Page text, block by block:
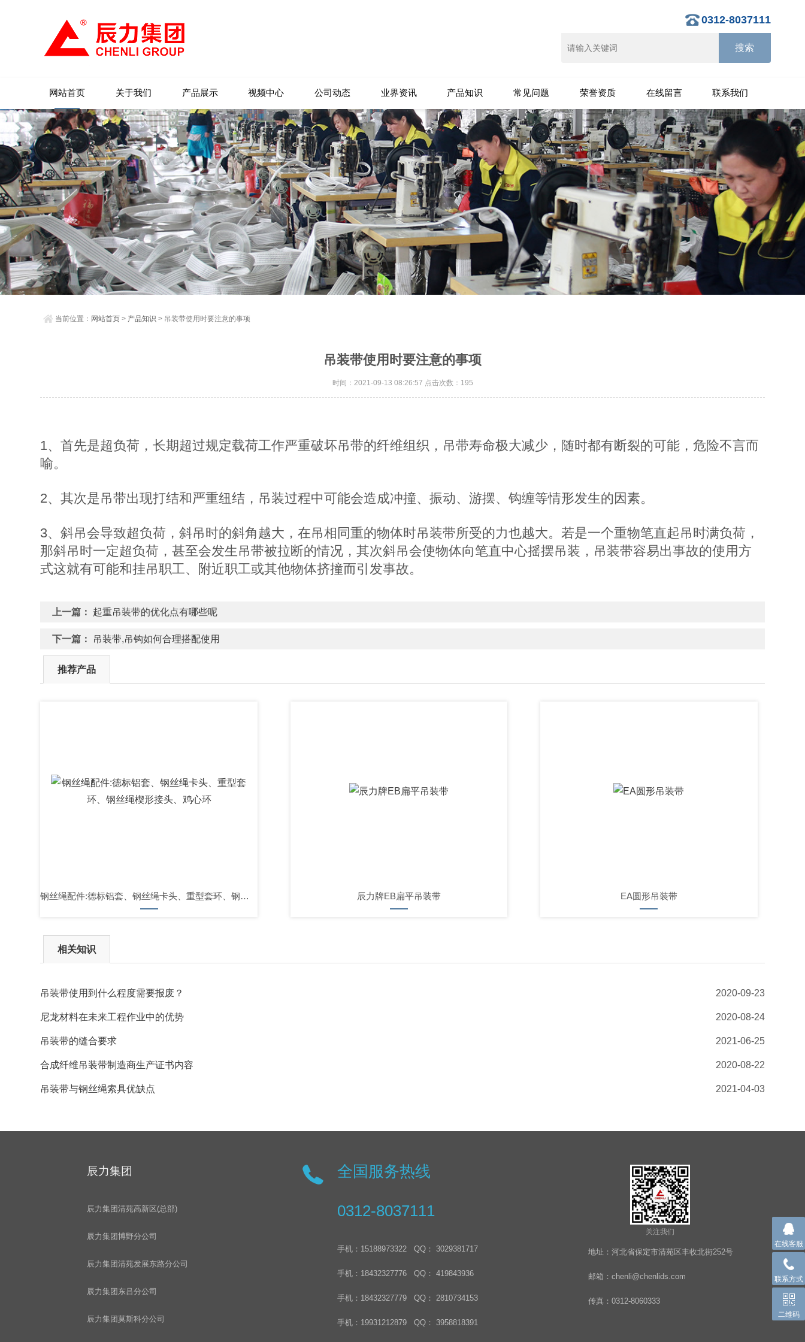
0312-8037111
网站首页 关于我们 产品展示 视频中心 公司动态 业界资讯 产品知识 常见问题 荣誉资质 在线留言 联系我们
当前位置： 网站首页 > 产品知识 > 吊装带使用时要注意的事项
吊装带使用时要注意的事项
时间：2021-09-13 08:26:57 点击次数：195
1、首先是超负荷，长期超过规定载荷工作严重破坏吊带的纤维组织，吊带寿命极大减少，随时都有断裂的可能，危险不言而
喻。
2、其次是吊带出现打结和严重纽结，吊装过程中可能会造成冲撞、振动、游摆、钩缠等情形发生的因素。
3、斜吊会导致超负荷，斜吊时的斜角越大，在吊相同重的物体时吊装带所受的力也越大。若是一个重物笔直起吊时满负荷，
那斜吊时一定超负荷，甚至会发生吊带被拉断的情况，其次斜吊会使物体向笔直中心摇摆吊装，吊装带容易出事故的使用方
式这就有可能和挂吊职工、附近职工或其他物体挤撞而引发事故。
上一篇： 起重吊装带的优化点有哪些呢
下一篇： 吊装带,吊钩如何合理搭配使用
推荐产品
钢丝绳配件:德标铝套、钢丝绳卡头、重型套环、钢丝绳楔形接头、鸡心环 辰力牌EB扁平吊装带 EA圆形吊装带
相关知识
吊装带使用到什么程度需要报废？ 2020-09-23
尼龙材料在未来工程作业中的优势 2020-08-24
吊装带的缝合要求 2021-06-25
合成纤维吊装带制造商生产证书内容 2020-08-22
吊装带与钢丝绳索具优缺点 2021-04-03
辰力集团
辰力集团清苑高新区(总部)
辰力集团博野分公司
辰力集团清苑发展东路分公司
辰力集团东吕分公司
辰力集团莫斯科分公司
全国服务热线
0312-8037111
手机：15188973322 QQ： 3029381717
手机：18432327776 QQ： 419843936
手机：18432327779 QQ： 2810734153
手机：19931212879 QQ： 3958818391
关注我们
地址：河北省保定市清苑区丰收北街252号
邮箱：chenli@chenlids.com
传真：0312-8060333
在线客服
联系方式
二维码